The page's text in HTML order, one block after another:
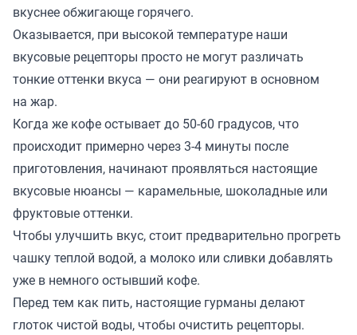
вкуснее обжигающе горячего.
Оказывается, при высокой температуре наши
вкусовые рецепторы просто не могут различать
тонкие оттенки вкуса — они реагируют в основном
на жар.
Когда же кофе остывает до 50-60 градусов, что
происходит примерно через 3-4 минуты после
приготовления, начинают проявляться настоящие
вкусовые нюансы — карамельные, шоколадные или
фруктовые оттенки.
Чтобы улучшить вкус, стоит предварительно прогреть
чашку теплой водой, а молоко или сливки добавлять
уже в немного остывший кофе.
Перед тем как пить, настоящие гурманы делают
глоток чистой воды, чтобы очистить рецепторы.